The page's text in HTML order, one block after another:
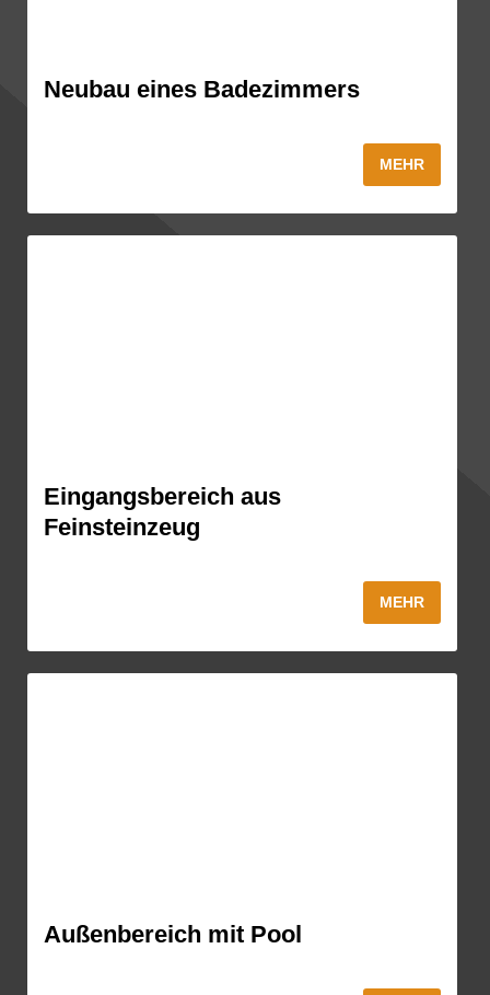
Neubau eines Badezimmers
MEHR
Eingangsbereich aus
Feinsteinzeug
MEHR
Außenbereich mit Pool